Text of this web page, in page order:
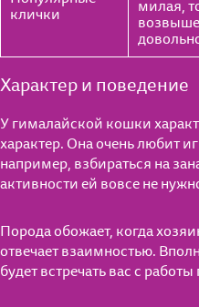
клички милая,
Характер и поведение
У гималайской кошки
характер. Она очень любит
например, взбираться на
активности ей вовсе не
Порода обожает, когда
отвечает взаимностью.
будет встречать вас с